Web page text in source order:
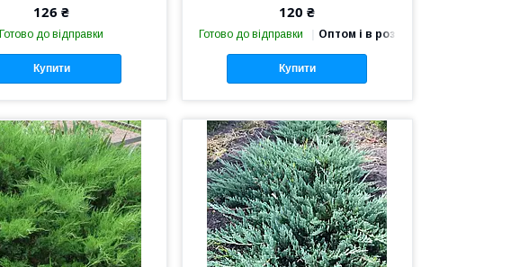
126 ₴
Готово до відправки
Купити
120 ₴
Готово до відправки Оптом і в роздріб
Купити